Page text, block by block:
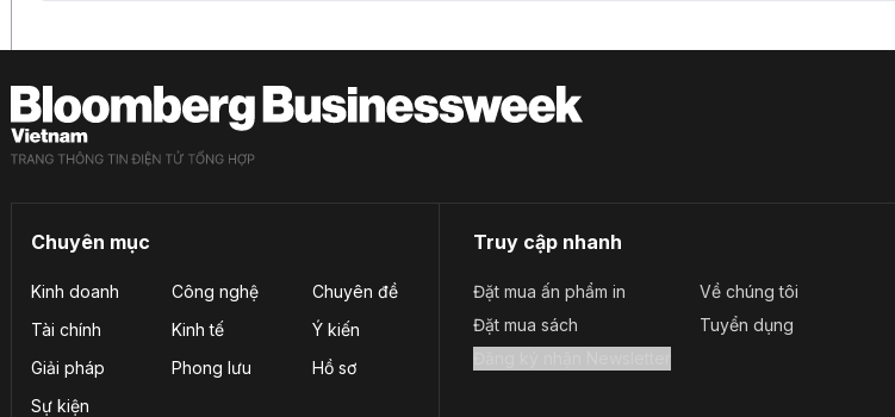
Võ Đình Hùng 33,121
Hồ Đặng Như Duyên
Chuyên mục
Kinh doanh Công nghệ
Chuyên đề
Tài chính
Kinh tế
Ý kiến
Giải pháp
Phong lưu
Hồ sơ
Sự kiện
Truy cập nhanh
Đặt mua ấn phẩm in
Đặt mua sách
Về chúng tôi
Tuyển dụng